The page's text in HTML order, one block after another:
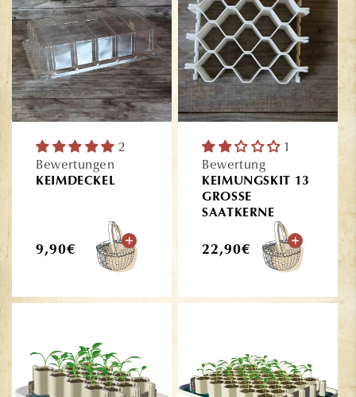
2
Bewertungen
KEIMDECKEL
Normaler
9,90€
1
Bewertung
KEIMUNGSKIT 13
GROSSE
SAATKERNE
Normaler
22,90€